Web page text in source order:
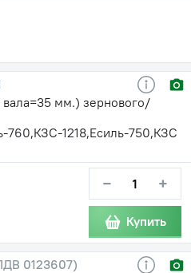
мм.) зернового/
760,КЗС-1218,Есиль-750,КЗС
− +
Купить
0123607)